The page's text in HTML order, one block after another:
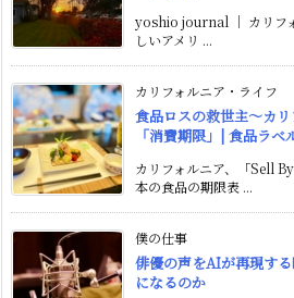
yoshio journal ｜ カリフ
しいアメリ ...
カリフォルニア・ライフ
食品ロスの救世主〜カリ
「消費期限」| 食品ラ
カリフォルニア、「Sell
本の食品の期限表 ...
僕の仕事
俳優の声をAIが再現す
になるのか